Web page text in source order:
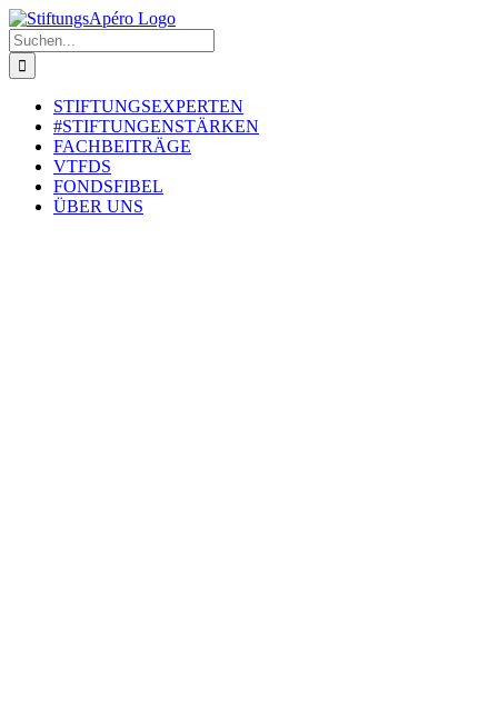
Zum
Inhalt
springen
Suche
nach:
STIFTUNGSEXPERTEN
#STIFTUNGENSTÄRKEN
FACHBEITRÄGE
VTFDS
FONDSFIBEL
ÜBER UNS